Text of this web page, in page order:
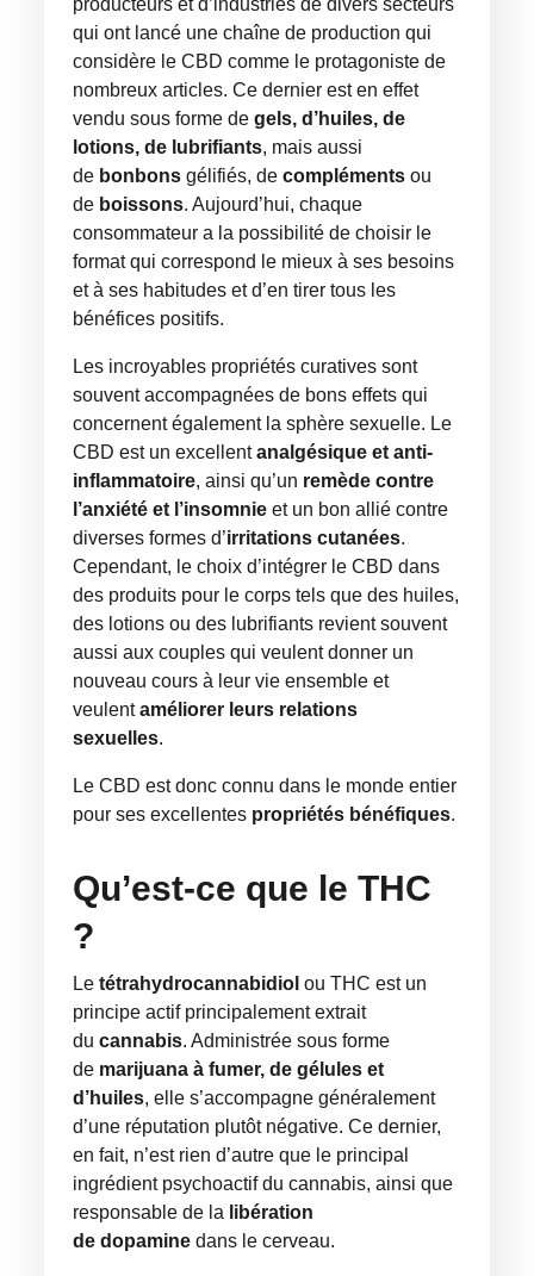
producteurs et d’industries de divers secteurs
qui ont lancé une chaîne de production qui
considère le CBD comme le protagoniste de
nombreux articles. Ce dernier est en effet
vendu sous forme degels, d’huiles, de
lotions, de lubrifiants, mais aussi
de bonbons gélifiés, decompléments ou
de boissons. Aujourd’hui, chaque
consommateur a la possibilité de choisir le
format qui correspond le mieux à ses besoins
et à ses habitudes et d’en tirer tous les
bénéfices positifs.
Les incroyables propriétés curatives sont
souvent accompagnées de bons effets qui
concernent également la sphère sexuelle. Le
CBD est un excellentanalgésique et anti-
inflammatoire, ainsi qu’un remède contre
l’anxiété et l’insomnie et un bon allié contre
diverses formes d’irritations cutanées.
Cependant, le choix d’intégrer le CBD dans
des produits pour le corps tels que des huiles,
des lotions ou des lubrifiants revient souvent
aussi aux couples qui veulent donner un
nouveau cours à leur vie ensemble et
veulentaméliorer leurs relations
sexuelles.
Le CBD est donc connu dans le monde entier
pour ses excellentes propriétés bénéfiques.
Qu’est-ce que le THC
?
Letétrahydrocannabidiol ou THC est un
principe actif principalement extrait
ducannabis. Administrée sous forme
de marijuana à fumer, de gélules et
d’huiles, elle s’accompagne généralement
d’une réputation plutôt négative. Ce dernier,
en fait, n’est rien d’autre que le principal
ingrédient psychoactif du cannabis, ainsi que
responsable de la libération
de dopamine dans le cerveau.